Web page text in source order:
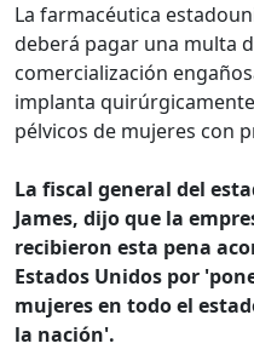
La farmacéutica
deberá pagar una multa
comercialización
implanta
pélvicos de mujeres con
La fiscal general del
James, dijo que la
recibieron esta pena
Estados Unidos por
mujeres en todo el
la nación'.